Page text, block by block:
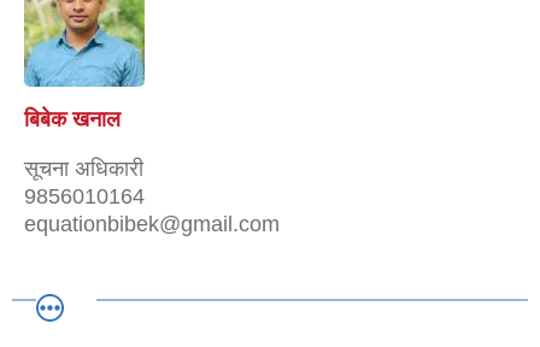
बिबेक खनाल
सूचना अधिकारी
9856010164
equationbibek@gmail.com